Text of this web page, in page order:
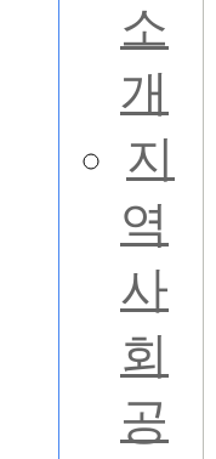
소
개
지
역
사
회
공